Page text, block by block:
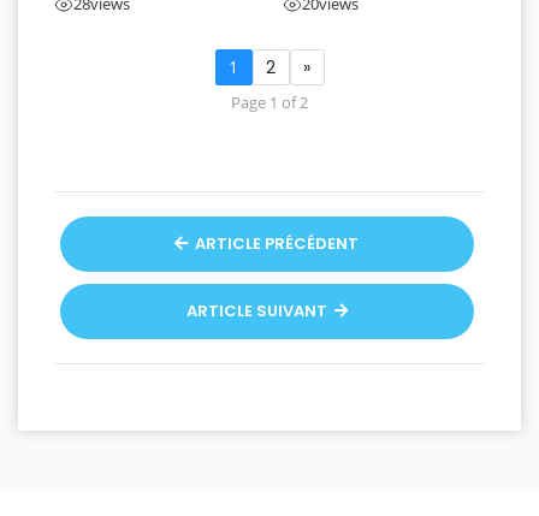
1 2 »
Page 1 of 2
ARTICLE PRÉCÉDENT
ARTICLE SUIVANT